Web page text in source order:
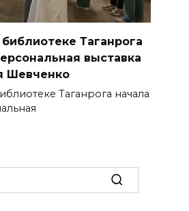
Таганрога
выставка
Шевченко
Таганрога начала